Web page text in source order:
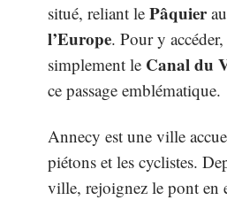
situé, reliant le Pâquier
l’Europe. Pour y
simplement le Canal du
ce passage emblématique.
Annecy est une ville
piétons et les cyclistes.
ville, rejoignez le pont en